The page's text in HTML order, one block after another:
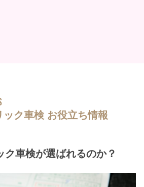
ック車検 お役立ち情報
ク車検が選ばれるのか？